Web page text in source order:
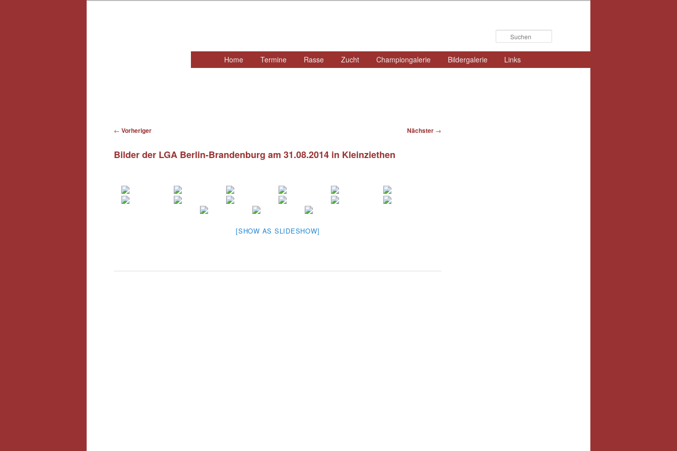
HauptmenüZum
Home Termine Rasse Zucht Championgalerie Bildergalerie Links
Beitragsnavigation
← Vorheriger Nächster →
Bilder der LGA Berlin-Brandenburg am 31.08.2014 in Kleinziethen
[SHOW AS SLIDESHOW]